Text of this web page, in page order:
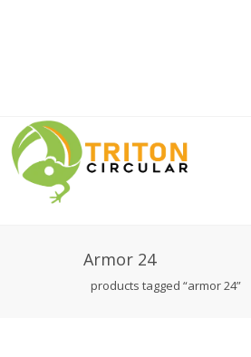
Armor 24
products tagged “armor 24”